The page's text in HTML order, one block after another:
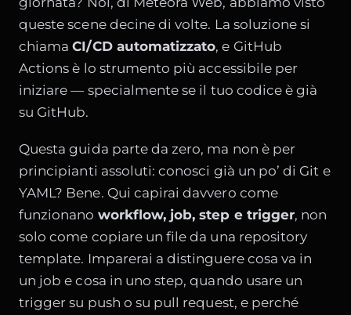
queste scene decine di volte. La soluzione si
chiamaCI/CD automatizzato, e GitHub
Actions è lo strumento più accessibile per
iniziare — specialmente se il tuo codice è già
su GitHub.
Questa guida parte da zero, ma non è per
principianti assoluti: conosci già un po’ di Git e
YAML? Bene. Qui capirai davvero come
funzionano workflow, job, step e trigger, non
solo come copiare un file da una repository
template. Imparerai a distinguere cosa va in
un job e cosa in uno step, quando usare un
trigger su push o su pull request, e perché